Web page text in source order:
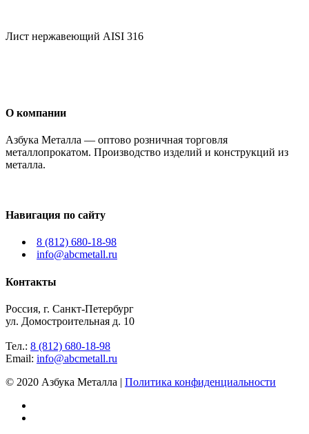
Лист нержавеющий AISI 316
О компании
Азбука Металла — оптово розничная торговля
металлопрокатом. Производство изделий и конструкций из
металла.
Навигация по сайту
8 (812) 680-18-98
info@abcmetall.ru
Контакты
Россия, г. Санкт-Петербург
ул. Домостроительная д. 10
Тел.: 8 (812) 680-18-98
Email: info@abcmetall.ru
© 2020 Азбука Металла | Политика конфиденциальности